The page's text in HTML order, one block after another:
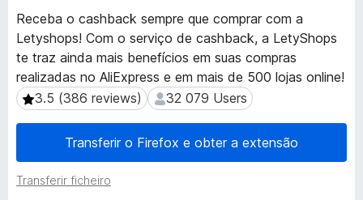
t
o
s
d
o
F
r
Receba o cashback sempre que comprar com a
Letyshops! Com o serviço de cashback, a LetyShops
te traz ainda mais benefícios em suas compras
realizadas no AliExpress e em mais de 500 lojas online!
3.5 (386 reviews)
3.5 (386 reviews) 32 079 Users
32 079 Users
Transferir o Firefox e obter a extensão
Transferir ficheiro
d
o
s
d
a
e
x
e
n